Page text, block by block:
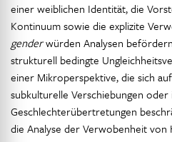
einer weiblichen Identität, die
Kontinuum sowie die explizite
genderwürden Analysen
strukturell bedingte
einer Mikroperspektive, die sich
subkulturelle Verschiebungen oder
Geschlechterübertretungen
die Analyse der Verwobenheit